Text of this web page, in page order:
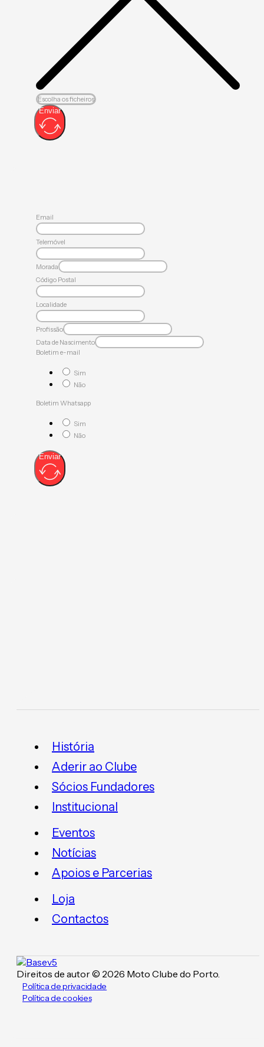
Escolha os ficheiros
Enviar
Email
Telemóvel
Morada
Código Postal
Localidade
Profissão
Data de Nascimento
Boletim e-mail
Sim
Não
Boletim Whatsapp
Sim
Não
Enviar
História
Aderir ao Clube
Sócios Fundadores
Institucional
Eventos
Notícias
Apoios e Parcerias
Loja
Contactos
Direitos de autor © 2026 Moto Clube do Porto.
Política de privacidade
Política de cookies